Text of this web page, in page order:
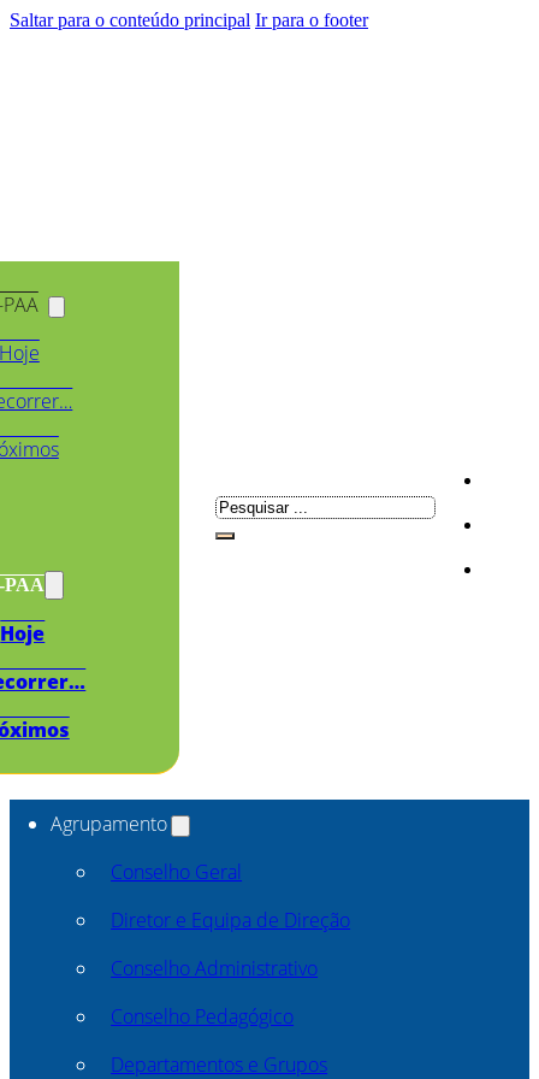
Saltar para o conteúdo principal Ir para o footer
PAA
Hoje
Pesquisar
Agrupamento
Conselho Geral
Diretor e Equipa de Direção
Conselho Administrativo
Conselho Pedagógico
Departamentos e Grupos